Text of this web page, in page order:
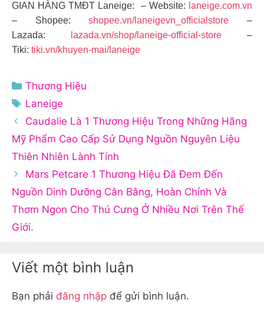
GIAN HÀNG TMĐT Laneige: – Website: laneige.com.vn
– Shopee:shopee.vn/laneigevn_officialstore –
Lazada:
lazada.vn/shop/laneige-official-store –
Tiki: tiki.vn/khuyen-mai/laneige
Danh
mục
Thương Hiệu
Thẻ
Laneige
Caudalie Là 1 Thương Hiệu Trong Những Hãng
Mỹ Phẩm Cao Cấp Sử Dụng Nguồn Nguyên Liệu
Thiên Nhiên Lành Tính
Mars Petcare 1 Thương Hiệu Đã Đem Đến
Nguồn Dinh Dưỡng Cân Bằng, Hoàn Chỉnh Và
Thơm Ngon Cho Thú Cưng Ở Nhiều Nơi Trên Thế
Giới.
Viết một bình luận
Bạn phải đăng nhập để gửi bình luận.